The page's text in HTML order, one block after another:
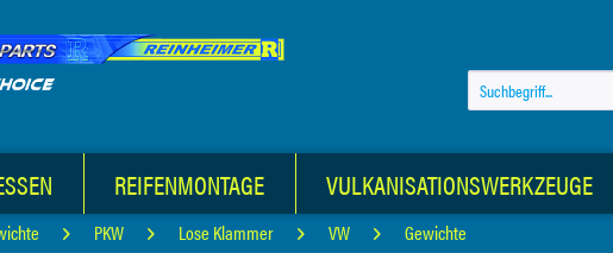
REIFENMONTAGE VULKANISATIONSWERKZEUGE
PKW Lose Klammer VW Gewichte